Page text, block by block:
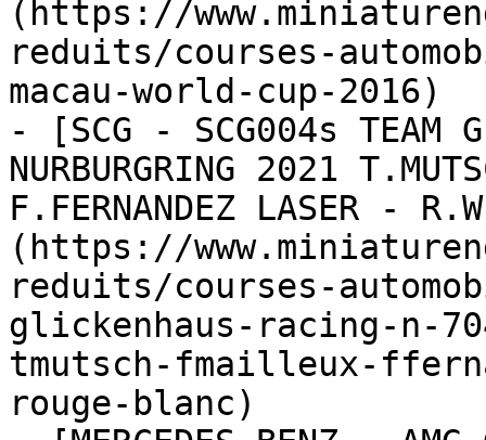
(https://
reduits/courses-
macau-world-cup-2016)
- [SCG - SCG004s TEAM
NURBURGRING 2021
F.FERNANDEZ LASER -
(https://
reduits/courses-
glickenhaus-racing-n-
tmutsch-fmailleux-
rouge-blanc)